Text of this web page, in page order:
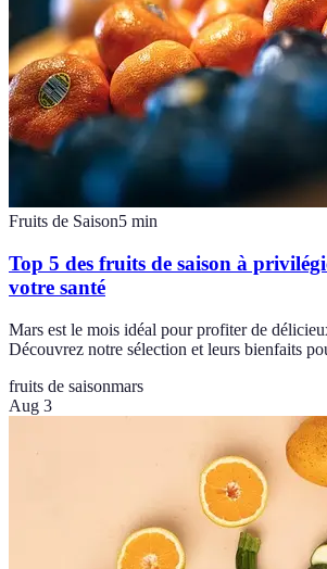
Fruits de Saison5 min
Top 5 des fruits de saison à
votre santé
Mars est le mois idéal pour profiter de
Découvrez notre sélection et leurs bienfaits
fruits de saisonmars
Aug 3